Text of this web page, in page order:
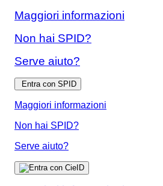
Maggiori informazioni
Non hai SPID?
Serve aiuto?
Entra con SPID
Maggiori informazioni
Non hai SPID?
Serve aiuto?